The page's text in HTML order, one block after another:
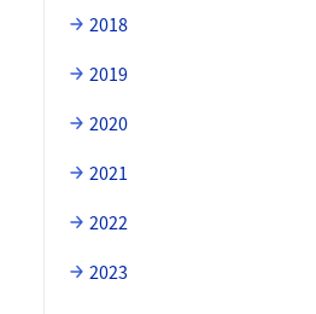
2018
2019
2020
2021
2022
2023